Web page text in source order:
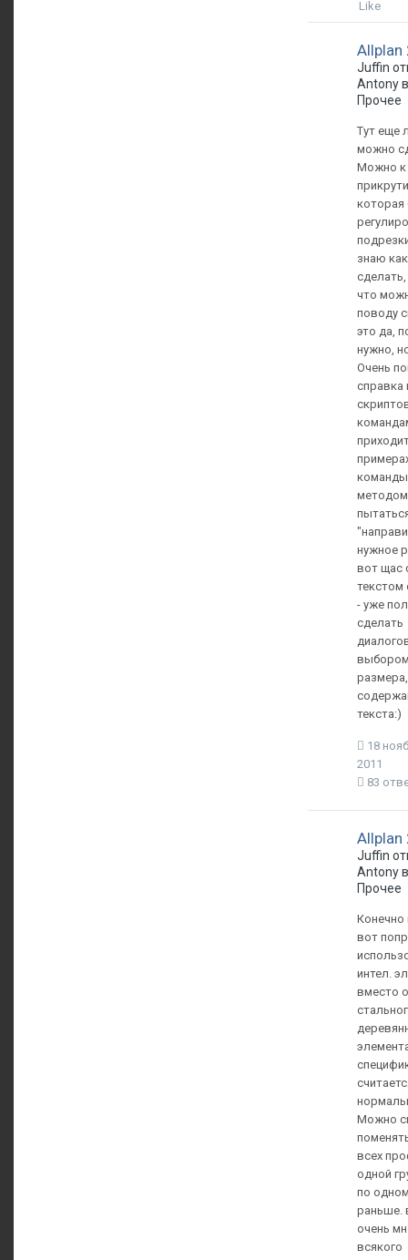
Allplan
Juffin
Antony
Прочее
Тут еще
можно
Можно к
которая
знаю
что
поводу
это да,
нужно,
Очень
справка
нужное
вот щас
- уже
сделать
текста:)
18
2011
83
Allplan
Juffin
Antony
Прочее
вот
интел.
вместо
Можно
всех
одной
по
раньше.
очень
всякого